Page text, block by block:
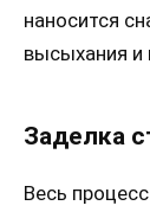
наносится
высыхания и
Заделка
Весь процесс